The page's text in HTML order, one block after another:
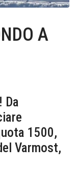
A
Da
1500,
Varmost,